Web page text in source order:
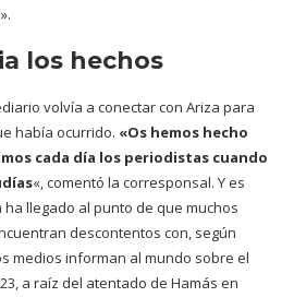
los hechos
volvía a conectar con Ariza para
había ocurrido. «Os hemos hecho
cada día los periodistas cuando
«, comentó la corresponsal. Y es
llegado al punto de que muchos
descontentos con, según
medios informan al mundo sobre el
a raíz del atentado de Hamás en